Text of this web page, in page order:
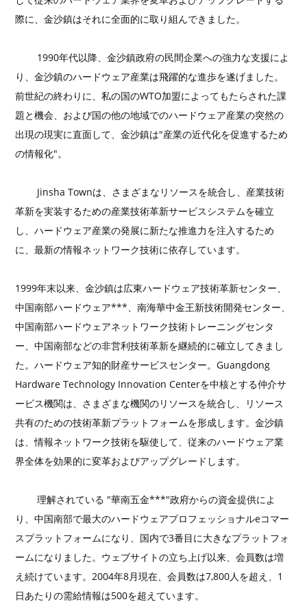
際に、金沙鎮はそれに全面的に取り組んできました。
1990年代以降、金沙鎮政府の民間企業への強力な支援によ
り、金沙鎮のハードウェア産業は飛躍的な進歩を遂げました。
前世紀の終わりに、私の国のWTO加盟によってもたらされた課
題と機会、および国の他の地域でのハードウェア産業の突然の
出現の現実に直面して、金沙鎮は"産業の近代化を促進するため
の情報化"。
Jinsha Townは、さまざまなリソースを統合し、産業技術
革新を実装するための産業技術革新サービスシステムを確立
し、ハードウェア産業の発展に新たな推進力を注入するため
に、最新の情報ネットワーク技術に依存しています。
1999年末以来、金沙鎮は広東ハードウェア技術革新センター、
中国南部ハードウェア***、南海華中金王新技術開発センター、
中国南部ハードウェアネットワーク技術トレーニングセンタ
ー、中国南部などの非営利技術革新を継続的に確立してきまし
た。ハードウェア知的財産サービスセンター。Guangdong
Hardware Technology Innovation Centerを中核とする仲介サ
ービス機関は、さまざまな機関のリソースを統合し、リソース
共有のための技術革新プラットフォームを形成します。金沙鎮
は、情報ネットワーク技術を駆使して、従来のハードウェア業
界全体を効果的に変革およびアップグレードします。
理解されている "華南五金***"政府からの資金提供によ
り、中国南部で最大のハードウェアプロフェッショナルeコマー
スプラットフォームになり、国内で3番目に大きなプラットフォ
ームになりました。ウェブサイトの立ち上げ以来、会員数は増
え続けています。2004年8月現在、会員数は7,800人を超え、1
日あたりの需給情報は500を超えています。